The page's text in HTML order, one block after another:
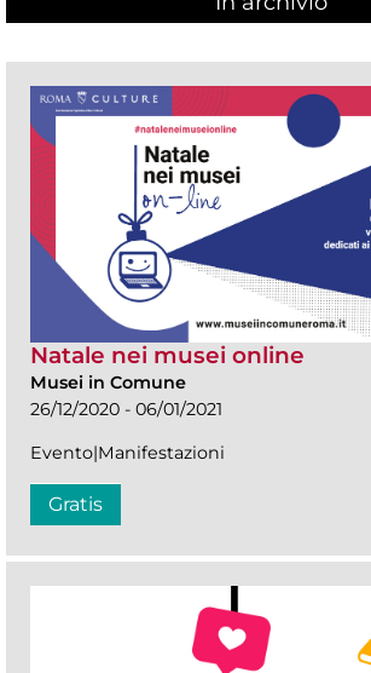
Natale nei musei online
Musei in Comune
26/12/2020 - 06/01/2021
Evento|Manifestazioni
Gratis